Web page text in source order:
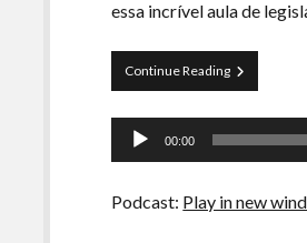
essa incrível aula de
Continue ReadingCurva
de
–
Tocador
00:00
Podcast: Play in new